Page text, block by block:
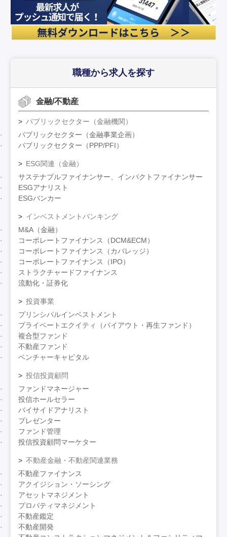
職種から求人を探す
金融/不動産
パブリックセクター（金融機関）
パブリックセクター（金融事業企画）
パブリックセクター（PPP/PFI）
ESG関連（金融）
サステナブルファイナンサー、インパクトファイナンサー
ESGアナリスト
ESGバンカー
インベストメントバンキング
M&A（金融）
コーポレートファイナンス（DCM&ECM）
コーポレートファイナンス（カバレッジ）
コーポレートファイナンス（IPO）
ストラクチャードファイナンス
流動化・証券化
投資事業
プリンシパルインベストメント
プライベートエクイティ（バイアウト・再生ファンド）
複合型ファンド
不動産ファンド
ベンチャーキャピタル
投信投資顧問
ファンドマネージャー
投信ホールセラー
バイサイドアナリスト
プレゼンター
ファンド管理
投信投資顧問マーケター
不動産金融・不動産関連業務
不動産ファイナンス
アクイジション・ソーシング
アセットマネジメント
プロパティマネジメント
不動産鑑定
不動産開発